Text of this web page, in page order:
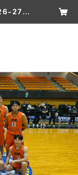
27 S